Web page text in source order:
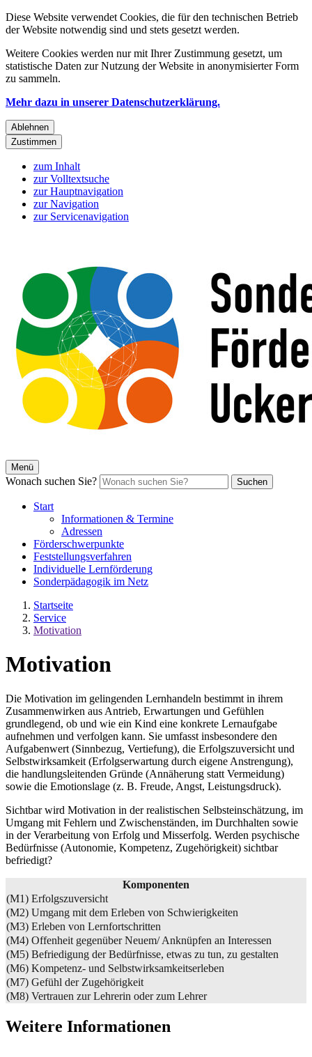
Diese Website verwendet Cookies, die für den technischen Betrieb
der Website notwendig sind und stets gesetzt werden.
Weitere Cookies werden nur mit Ihrer Zustimmung gesetzt, um
statistische Daten zur Nutzung der Website in anonymisierter Form
zu sammeln.
Mehr dazu in unserer Datenschutzerklärung.
Ablehnen
Zustimmen
zum Inhalt
zur Volltextsuche
zur Hauptnavigation
zur Navigation
zur Servicenavigation
Menü
Wonach suchen Sie? Suchen
Start
Informationen & Termine
Adressen
Förderschwerpunkte
Feststellungsverfahren
Individuelle Lernförderung
Sonderpädagogik im Netz
Startseite
Service
Motivation
Motivation
Die Motivation im gelingenden Lernhandeln bestimmt in ihrem
Zusammenwirken aus Antrieb, Erwartungen und Gefühlen
grundlegend, ob und wie ein Kind eine konkrete Lernaufgabe
aufnehmen und verfolgen kann. Sie umfasst insbesondere den
Aufgabenwert (Sinnbezug, Vertiefung), die Erfolgszuversicht und
Selbstwirksamkeit (Erfolgserwartung durch eigene Anstrengung),
die handlungsleitenden Gründe (Annäherung statt Vermeidung)
sowie die Emotionslage (z. B. Freude, Angst, Leistungsdruck).
Sichtbar wird Motivation in der realistischen Selbsteinschätzung, im
Umgang mit Fehlern und Zwischenständen, im Durchhalten sowie
in der Verarbeitung von Erfolg und Misserfolg. Werden psychische
Bedürfnisse (Autonomie, Kompetenz, Zugehörigkeit) sichtbar
befriedigt?
Komponenten
(M1) Erfolgszuversicht
(M2) Umgang mit dem Erleben von Schwierigkeiten
(M3) Erleben von Lernfortschritten
(M4) Offenheit gegenüber Neuem/ Anknüpfen an Interessen
(M5) Befriedigung der Bedürfnisse, etwas zu tun, zu gestalten
(M6) Kompetenz- und Selbstwirksamkeitserleben
(M7) Gefühl der Zugehörigkeit
(M8) Vertrauen zur Lehrerin oder zum Lehrer
Weitere Informationen